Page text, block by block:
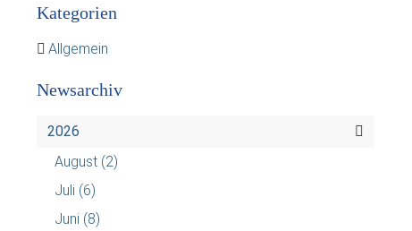
Kategorien
Allgemein
Newsarchiv
2026
August (2)
Juli (6)
Juni (8)